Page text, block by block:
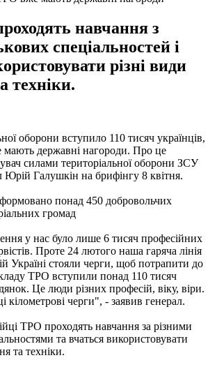
навчання з
спеціальностей і
різні види
техніки.
оборони вступило 110 тисяч українців,
мають державні нагороди. Про це
силами територіальної оборони ЗСУ
Юрій Галушкін на брифінгу 8 квітня.
понад 450 добровольчих
громад
у нас було лише 6 тисяч професійних
Проте 24 лютого наша гаряча лінія
Україні стояли черги, щоб потрапити до
ТРО вступили понад 110 тисяч
Це люди різних професій, віку, віри.
кілометрові черги", - заявив генерал.
ТРО проходять навчання за різними
та вчаться використовувати
та техніки.